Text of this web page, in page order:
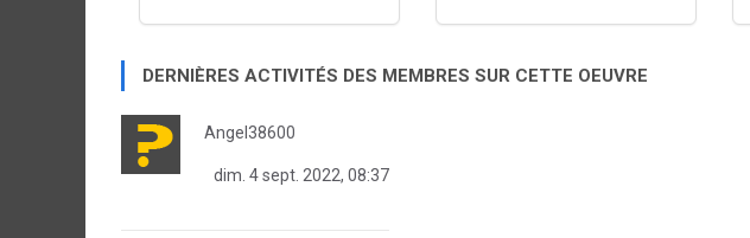
DERNIÈRES ACTIVITÉS DES MEMBRES SUR CETTE OEUVRE
Angel38600
dim. 4 sept. 2022, 08:37